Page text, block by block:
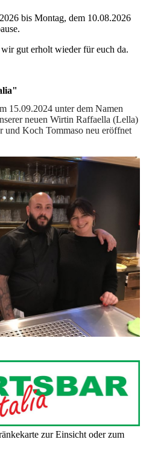
bis Montag, dem 10.08.2026
gut erholt wieder für euch da.
15.09.2024 unter dem Namen
neuen Wirtin Raffaella (Lella)
und Koch Tommaso neu eröffnet
zur Einsicht oder zum